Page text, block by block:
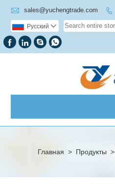
 sales@yuchengtrade.com 
Pусский 
   
Главная > Продукты >